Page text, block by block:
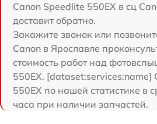
Canon Speedlite 550EX в сц
доставит обратно.
Закажите звонок или
Canon в Ярославле
стоимость работ над
550EX. [dataset:services:name]
550EX по нашей статистике в
часа при наличии запчастей.